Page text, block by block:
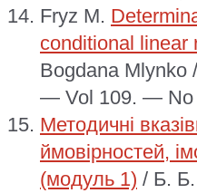
Fryz M.
conditional linear
Bogdana Mlynko
— Vol 109. — No
Методичні
ймовірностей,
(модуль 1) / Б.